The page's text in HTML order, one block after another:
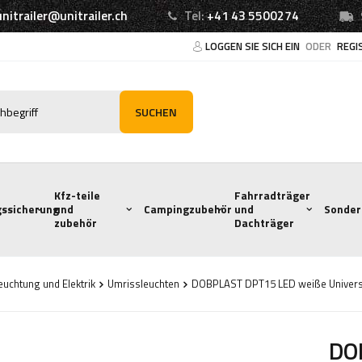
Tel:+41 43 5500274
LOGGEN SIE SICH EIN ODER
SUCHEN
Kfz-teile
und
zubehör
Campingzubehör
Fahrradträger
und
Dachträger
und Elektrik Umrissleuchten DOBPLAST DPT15 LED weiße